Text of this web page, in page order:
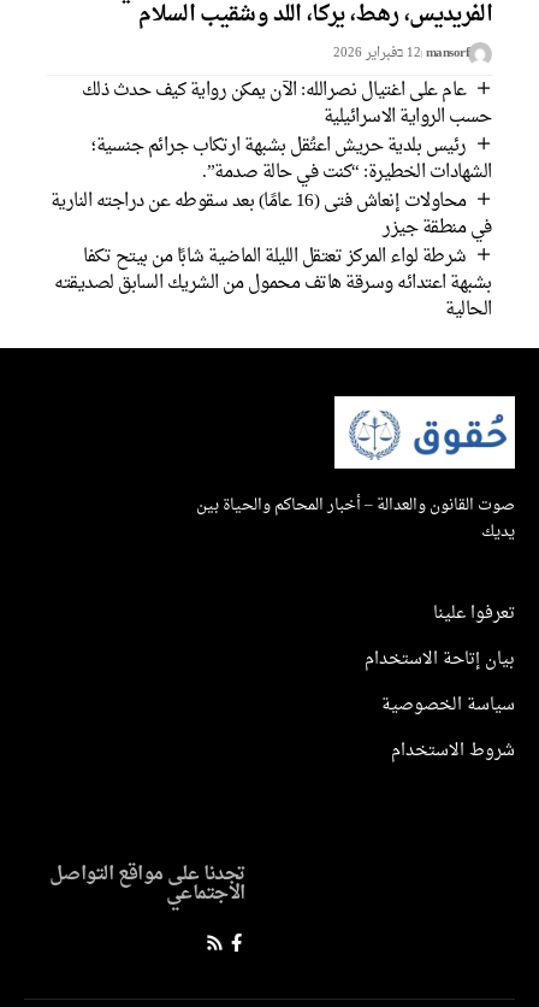
الفريديس، رهط، يركا، اللد وشقيب السلام
mansorf12 בفبراير 2026
عام على اغتيال نصرالله: الآن يمكن رواية كيف حدث ذلك
حسب الرواية الاسرائيلية
رئيس بلدية حريش اعتُقل بشبهة ارتكاب جرائم جنسية؛
الشهادات الخطيرة: “كنت في حالة صدمة”.
محاولات إنعاش فتى (16 عامًا) بعد سقوطه عن دراجته النارية
في منطقة جيزر
شرطة لواء المركز تعتقل الليلة الماضية شابًا من بيتح تكفا
بشبهة اعتدائه وسرقة هاتف محمول من الشريك السابق لصديقته
والعدالة – أخبار المحاكم والحياة بين
علينا
إتاحة الاستخدام
الخصوصية
الاستخدام
تجدنا على مواقع التواصل
الاجتماعي